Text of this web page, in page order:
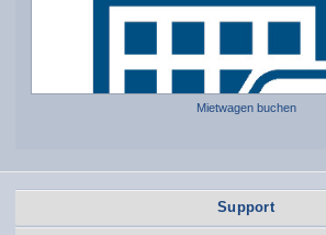
Mietwagen buchen
Support